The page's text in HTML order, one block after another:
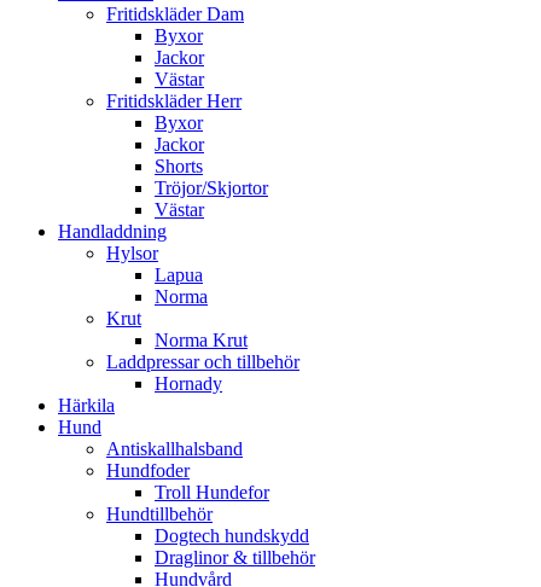
Fritidskläder Dam
Byxor
Jackor
Västar
Fritidskläder Herr
Byxor
Jackor
Shorts
Tröjor/Skjortor
Västar
Handladdning
Hylsor
Lapua
Norma
Krut
Norma Krut
Laddpressar och tillbehör
Hornady
Härkila
Hund
Antiskallhalsband
Hundfoder
Troll Hundefor
Hundtillbehör
Dogtech hundskydd
Draglinor & tillbehör
Hundvård